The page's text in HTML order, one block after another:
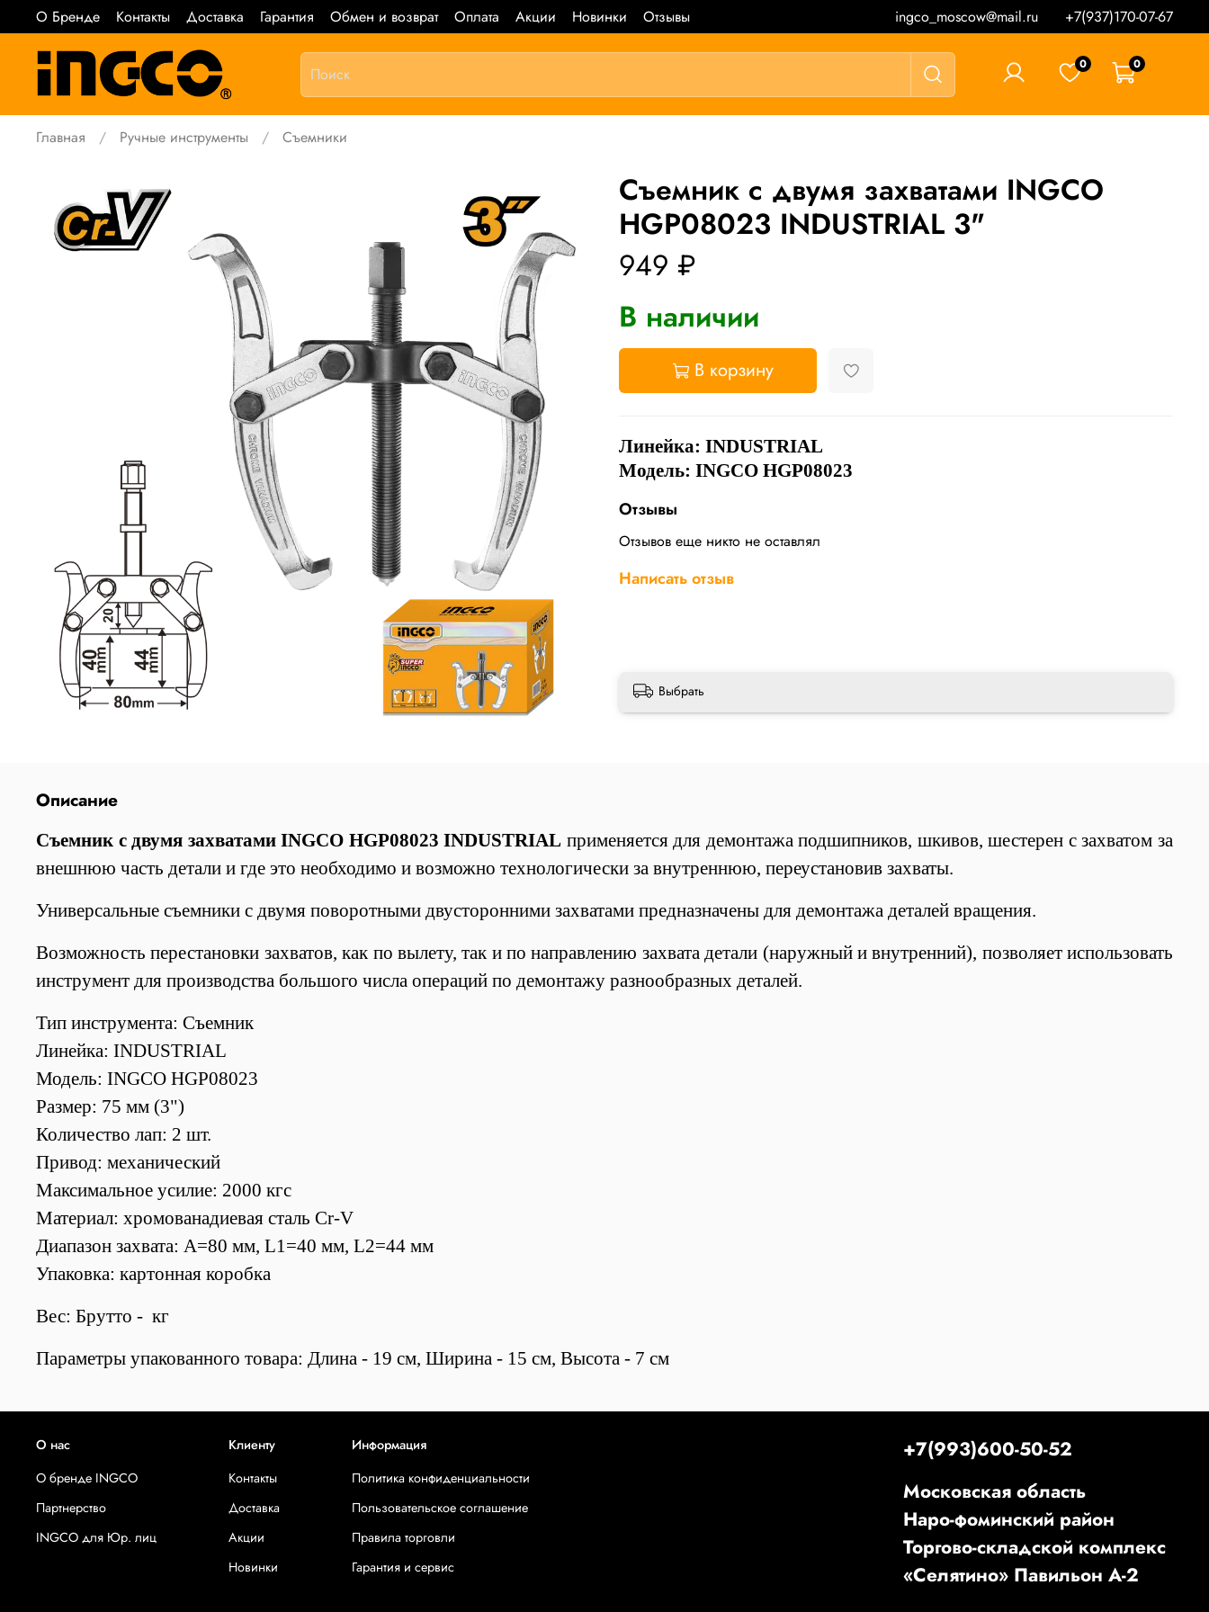
О Бренде Контакты Доставка Гарантия Обмен и возврат Оплата Акции Новинки Отзывы ingco_moscow@mail.ru +7(937)170-07-67
0 0
Главная Ручные инструменты Съемники
Съемник с двумя захватами INGCO
HGP08023 INDUSTRIAL 3"
949 ₽
В наличии
В корзину
Линейка: INDUSTRIAL
Модель: INGCO HGP08023
Отзывы
Отзывов еще никто не оставлял
Написать отзыв
Выбрать
Описание
Съемник с двумя захватами INGCO HGP08023 INDUSTRIAL применяется для демонтажа подшипников, шкивов, шестерен с захватом за
внешнюю часть детали и где это необходимо и возможно технологически за внутреннюю, переустановив захваты.
Универсальные съемники с двумя поворотными двусторонними захватами предназначены для демонтажа деталей вращения.
Возможность перестановки захватов, как по вылету, так и по направлению захвата детали (наружный и внутренний), позволяет использовать
инструмент для производства большого числа операций по демонтажу разнообразных деталей.
Тип инструмента: Съемник
Линейка: INDUSTRIAL
Модель: INGCO HGP08023
Размер: 75 мм (3")
Количество лап: 2 шт.
Привод: механический
Максимальное усилие: 2000 кгс
Материал: хромованадиевая сталь Cr-V
Диапазон захвата: A=80 мм, L1=40 мм, L2=44 мм
Упаковка: картонная коробка
Вес: Брутто - кг
Параметры упакованного товара: Длина - 19 см, Ширина - 15 см, Высота - 7 см
О нас
О бренде INGCO
Партнерство
INGCO для Юр. лиц
Клиенту
Контакты
Доставка
Акции
Новинки
Информация
Политика конфиденциальности
Пользовательское соглашение
Правила торговли
Гарантия и сервис
+7(993)600-50-52
Московская область
Наро-фоминский район
Торгово-складской комплекс
«Селятино» Павильон А-2